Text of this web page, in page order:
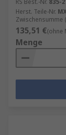
RS Best.-Nr. 835-
Herst. Teile-Nr.
Zwischensumme
135,51 €(ohne
Menge